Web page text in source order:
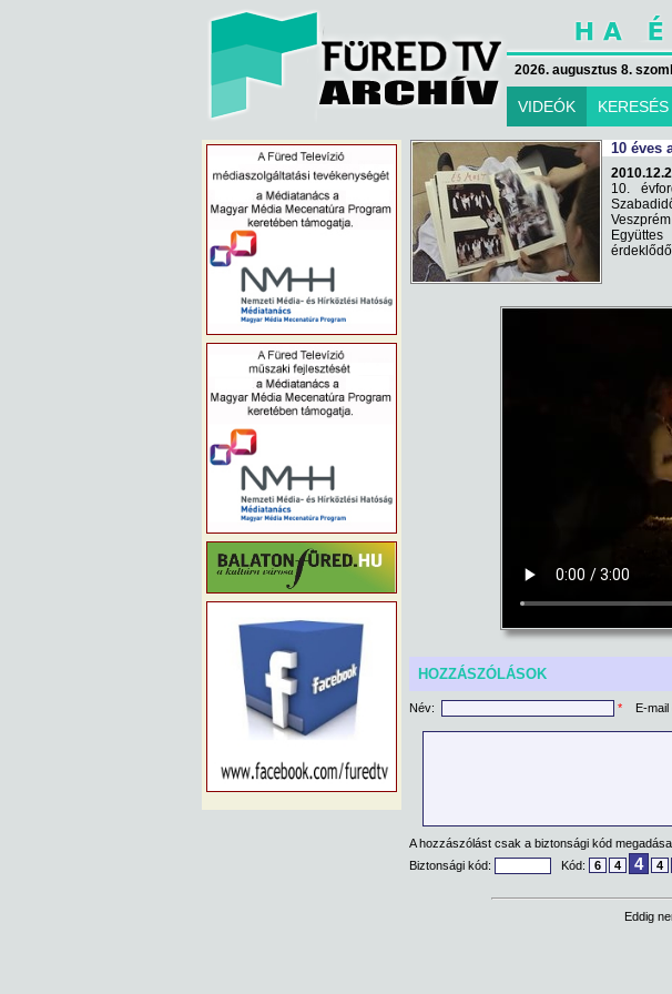
2026. augusztus 8.
VIDEÓK KERESÉS
10 éves
10.
HOZZÁSZÓLÁSOK
Név: * E-mail
A hozzászólást csak a biztonsági kód megadása
Biztonsági kód:
Kód: 6 4 4 4
Eddig